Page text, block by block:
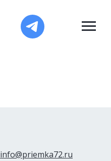
info@priemka72.ru